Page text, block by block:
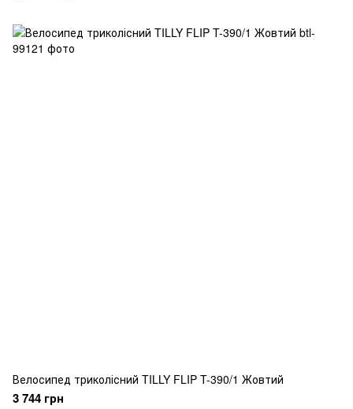
Велосипед триколісний TILLY FLIP T-390/1 Жовтий
3 744 грн